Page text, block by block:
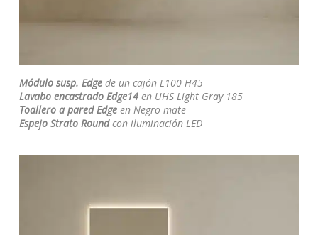
Módulo susp. Edgede un cajón L100 H45
Lavabo encastrado Edge14en UHS Light Gray 185
Toallero a pared Edgeen Negro mate
Espejo Strato Roundcon iluminación LED